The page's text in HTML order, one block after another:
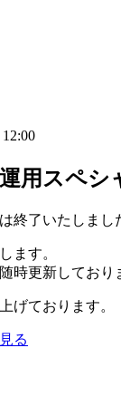
運用スペ
終了いたしまし
ます。
時更新してお
げております。
る